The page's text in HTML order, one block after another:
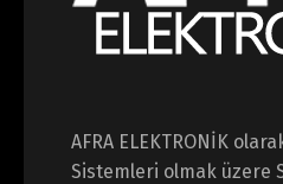
AFRA ELEKTRONİK
Sistemleri olmak üzere